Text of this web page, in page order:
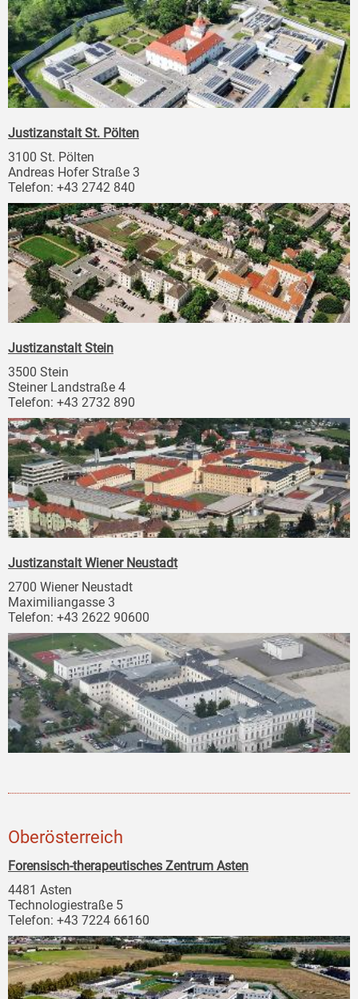
Justizanstalt St. Pölten
3100 St. Pölten
Andreas Hofer Straße 3
Telefon: +43 2742 840
Justizanstalt Stein
3500 Stein
Steiner Landstraße 4
Telefon: +43 2732 890
Justizanstalt Wiener Neustadt
2700 Wiener Neustadt
Maximiliangasse 3
Telefon: +43 2622 90600
Oberösterreich
Forensisch-therapeutisches Zentrum Asten
4481 Asten
Technologiestraße 5
Telefon: +43 7224 66160